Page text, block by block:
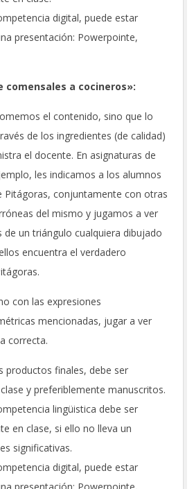
digital, puede estar
presentación: Powerpointe,
comensales a cocineros»:
el contenido, sino que lo
de los ingredientes (de calidad)
el docente. En asignaturas de
les indicamos a los alumnos
Pitágoras, conjuntamente con otras
del mismo y jugamos a ver
de un triángulo cualquiera dibujado
encuentra el verdadero
con las expresiones
mencionadas, jugar a ver
correcta.
productos finales, debe ser
y preferiblemente manuscritos.
lingüistica debe ser
en clase, si ello no lleva un
significativas.
digital, puede estar